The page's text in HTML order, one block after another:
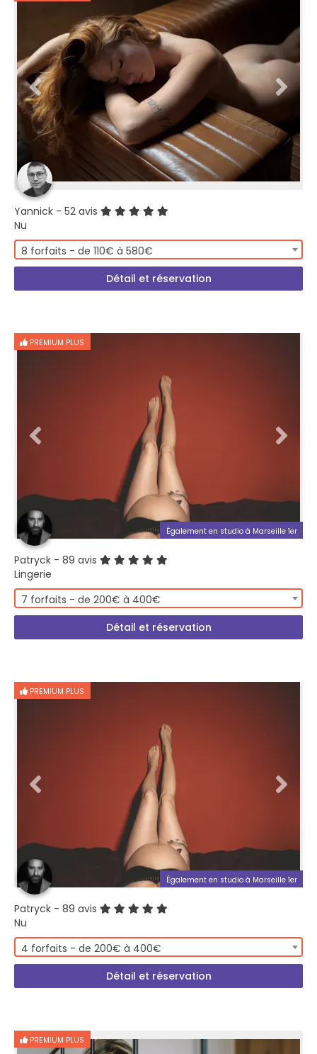
Yannick - 52 avis
Nu
8 forfaits - de 110€ à 580€
Détail et réservation
PREMIUM PLUS
Également en studio à Marseille 1er
Patryck - 89 avis
Lingerie
7 forfaits - de 200€ à 400€
Détail et réservation
PREMIUM PLUS
Également en studio à Marseille 1er
Patryck - 89 avis
Nu
4 forfaits - de 200€ à 400€
Détail et réservation
PREMIUM PLUS